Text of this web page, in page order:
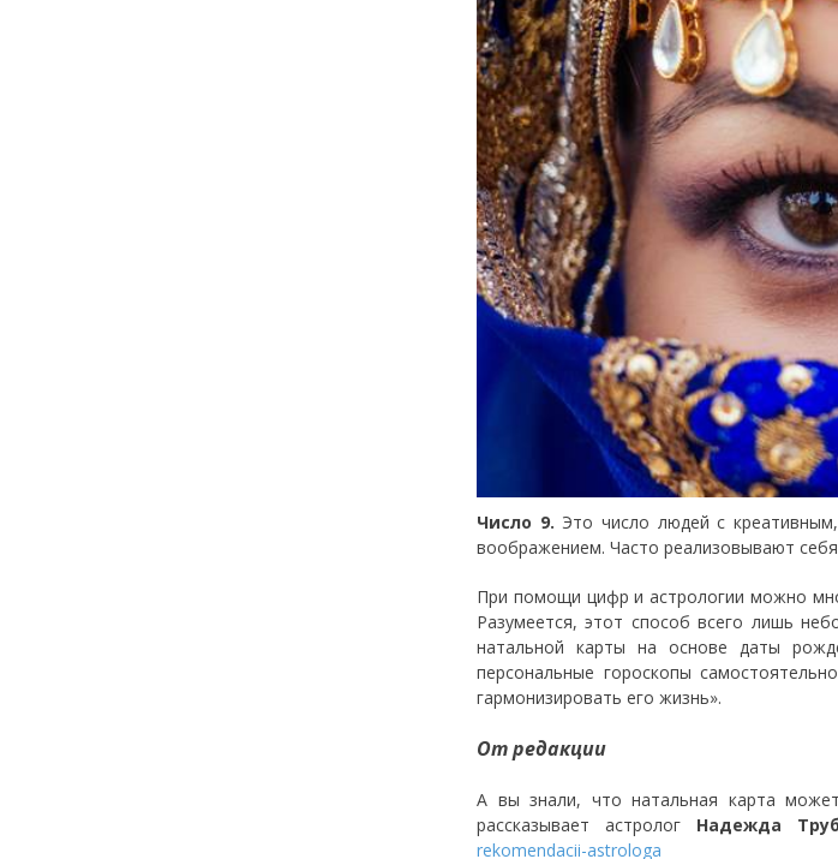
Число 9. Это число людей с
воображением. Часто реализовывают
При помощи цифр и астрологии можно
Разумеется, этот способ всего лишь
натальной карты на основе даты
персональные гороскопы
гармонизировать его жизнь».
От редакции
А вы знали, что натальная карта
рассказывает астролог Надежда
rekomendacii-astrologa